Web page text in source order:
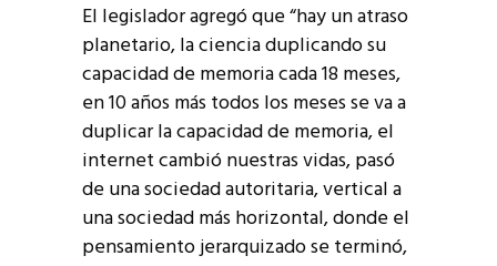
El legislador agregó que “hay un atraso
planetario, la ciencia duplicando su
capacidad de memoria cada 18 meses,
en 10 años más todos los meses se va a
duplicar la capacidad de memoria, el
internet cambió nuestras vidas, pasó
de una sociedad autoritaria, vertical a
una sociedad más horizontal, donde el
pensamiento jerarquizado se terminó,